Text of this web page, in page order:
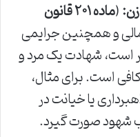
(
ماده ۲۰۱ قانون
و همچنین جرایمی
است، شهادت یک مرد و
است. برای مثال،
یا خیانت در
شهود صورت گیرد.